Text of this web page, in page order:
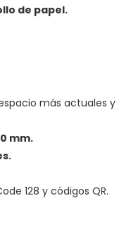
de papel.
más actuales y
mm.
128 y códigos QR.